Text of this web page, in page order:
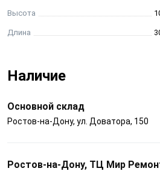
Высота
Длина
Наличие
Основной склад
Ростов-на-Дону, ул. Доватора, 150
Ростов-на-Дону, ТЦ Мир